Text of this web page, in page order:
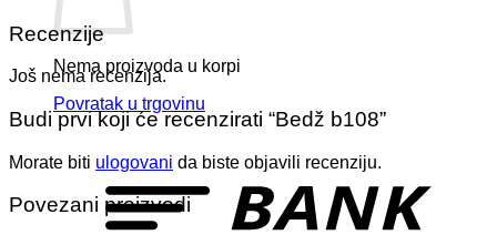
Nema proizvoda u korpi
Povratak u trgovinu
Recenzije
Još nema recenzija.
Budi prvi koji će recenzirati “Bedž b108”
Morate biti ulogovani da biste objavili recenziju.
Povezani proizvodi